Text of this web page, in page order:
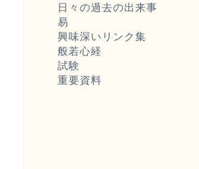
日々の過去の出来事
易
興味深いリンク集
般若心経
試験
重要資料